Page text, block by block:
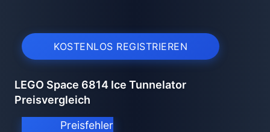
KOSTENLOS REGISTRIEREN
LEGO Space 6814 Ice Tunnelator
Preisvergleich
Preisfehler